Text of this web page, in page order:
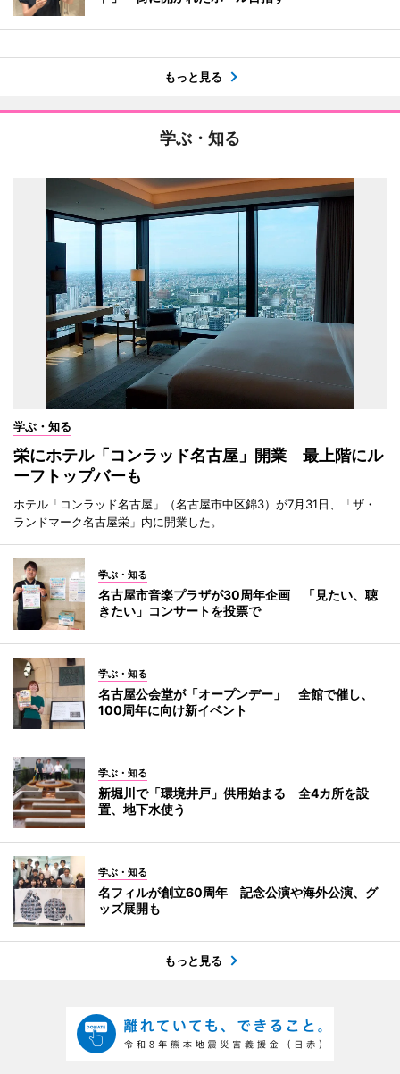
もっと見る
学ぶ・知る
学ぶ・知る
栄にホテル「コンラッド名古屋」開業 最上階にル
ーフトップバーも
ホテル「コンラッド名古屋」（名古屋市中区錦3）が7月31日、「ザ・
ランドマーク名古屋栄」内に開業した。
学ぶ・知る
名古屋市音楽プラザが30周年企画 「見たい、聴
きたい」コンサートを投票で
学ぶ・知る
名古屋公会堂が「オープンデー」 全館で催し、
100周年に向け新イベント
学ぶ・知る
新堀川で「環境井戸」供用始まる 全4カ所を設
置、地下水使う
学ぶ・知る
名フィルが創立60周年 記念公演や海外公演、グ
ッズ展開も
もっと見る